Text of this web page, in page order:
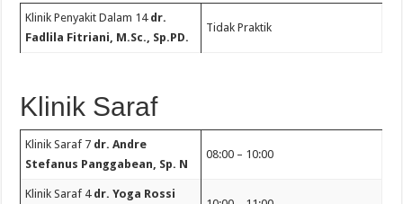
Klinik Penyakit Dalam 14 dr.
Fadlila Fitriani, M.Sc., Sp.PD.
Tidak Praktik
Klinik Saraf
Klinik Saraf 7 dr. Andre
Stefanus Panggabean, Sp. N
08:00 – 10:00
Klinik Saraf 4 dr. Yoga Rossi